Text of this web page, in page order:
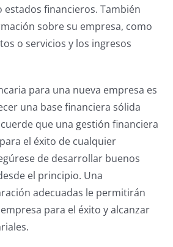
estados financieros. También
sobre su empresa, como
o servicios y los ingresos
para una nueva empresa es
una base financiera sólida
que una gestión financiera
el éxito de cualquier
de desarrollar buenos
el principio. Una
adecuadas le permitirán
para el éxito y alcanzar